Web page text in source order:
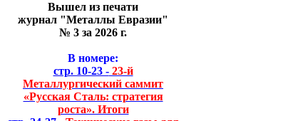
Вышел из печати
журнал "Металлы Евразии"
№ 3 за 2026 г.
В номере:
стр. 10-23 -23-й
Металлургический саммит
«Русская Сталь: стратегия
роста». Итоги